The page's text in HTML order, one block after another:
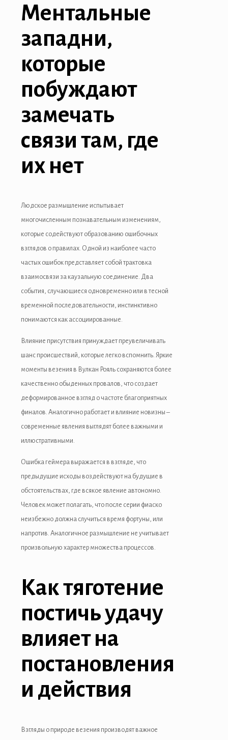
Ментальные
западни,
которые
побуждают
замечать
связи там, где
их нет
Людское размышление испытывает
многочисленным познавательным изменениям,
которые содействуют образованию ошибочных
взглядов о правилах. Одной из наиболее часто
частых ошибок представляет собой трактовка
взаимосвязи за каузальную соединение. Два
события, случающиеся одновременно или в тесной
временной последовательности, инстинктивно
понимаются как ассоциированные.
Влияние присутствия принуждает преувеличивать
шанс происшествий, которые легко вспомнить. Яркие
моменты везения в Вулкан Рояль сохраняются более
качественно обыденных провалов, что создает
деформированное взгляд о частоте благоприятных
финалов. Аналогично работает и влияние новизны –
современные явления выглядят более важными и
иллюстративными.
Ошибка геймера выражается в взгляде, что
предыдущие исходы воздействуют на будущие в
обстоятельствах, где всякое явление автономно.
Человек может полагать, что после серии фиаско
неизбежно должна случиться время фортуны, или
напротив. Аналогичное размышление не учитывает
произвольную характер множества процессов.
Как тяготение
постичь удачу
влияет на
постановления
и действия
Взгляды о природе везения производят важное